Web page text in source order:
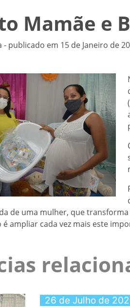
Mamãe e
- publicado em 15 de Janeiro de
de uma mulher, que
ampliar cada vez mais este
26 de Julho de